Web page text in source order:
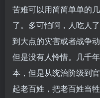
苦难可以用简简单单的
了。多可怕啊，人吃人
到大点的灾害或者战争
但是没有人怜惜。几千
本，但是从统治阶级到
起老百姓，把老百姓当